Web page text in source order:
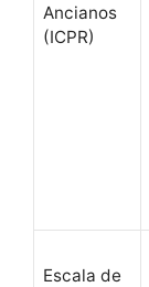
Ancianos
(ICPR)
Escala de